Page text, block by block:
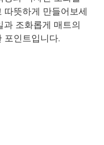
따뜻하게 만들어보세
과 조화롭게 매트의
포인트입니다.